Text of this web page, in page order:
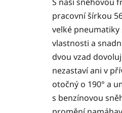
S naší sněhovou
pracovní šírkou
velké
vlastnosti a
dvou vzad
nezastaví ani v
otočný o 190° a
s benzínovou